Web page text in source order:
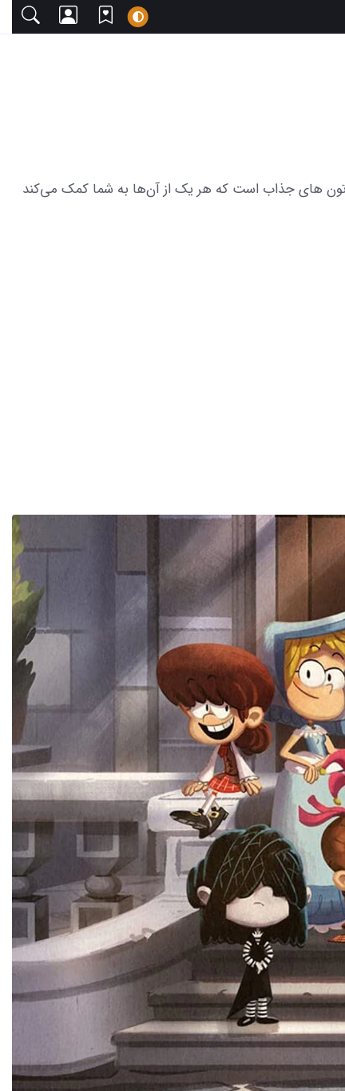
می‌کنیم. این مجموعه شامل 17 عکس خانه ی پر سر و صدا با کارتون های جذاب است که هر یک از آن‌ها به شما کمک می‌کند